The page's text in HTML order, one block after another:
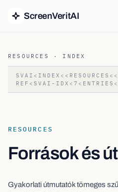
ScreenVeritAI
RESOURCES · INDEX
REF<SVAI-
RESOURCES
Források és
Gyakorlati útmutatók tömeges